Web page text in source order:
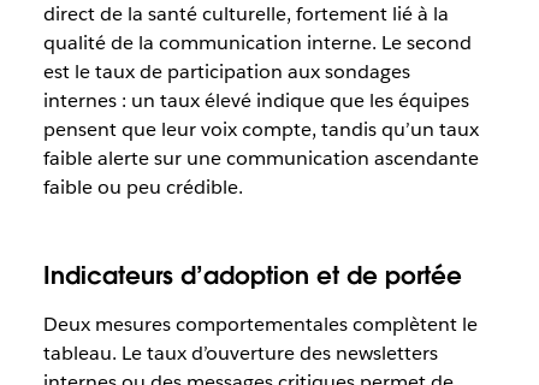
direct de la santé culturelle, fortement lié à la
qualité de la communication interne. Le second
est le taux de participation aux sondages
internes : un taux élevé indique que les équipes
pensent que leur voix compte, tandis qu’un taux
faible alerte sur une communication ascendante
faible ou peu crédible.
Indicateurs d’adoption et de portée
Deux mesures comportementales complètent le
tableau. Le taux d’ouverture des newsletters